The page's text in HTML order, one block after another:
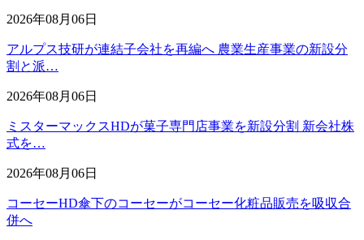
2026年08月06日
アルプス技研が連結子会社を再編へ 農業生産事業の新設分
割と派…
2026年08月06日
ミスターマックスHDが菓子専門店事業を新設分割 新会社株
式を…
2026年08月06日
コーセーHD傘下のコーセーがコーセー化粧品販売を吸収合
併へ